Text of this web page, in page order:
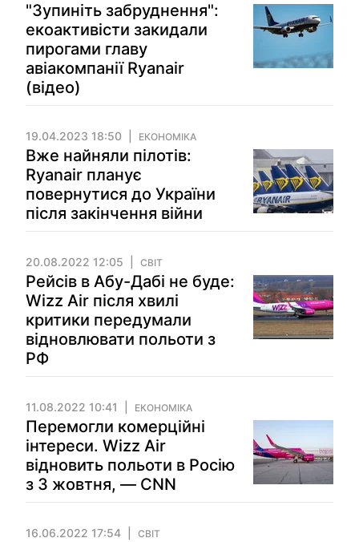
"Зупиніть забруднення":
екоактивісти закидали
пирогами главу
авіакомпанії Ryanair
(відео)
19.04.2023 18:50 ЕКОНОМІКА
Вже найняли пілотів:
Ryanair планує
повернутися до України
після закінчення війни
20.08.2022 12:05 СВІТ
Рейсів в Абу-Дабі не буде:
Wizz Air після хвилі
критики передумали
відновлювати польоти з
РФ
11.08.2022 10:41 ЕКОНОМІКА
Перемогли комерційні
інтереси. Wizz Air
відновить польоти в Росію
з 3 жовтня, — CNN
16.06.2022 17:54 СВІТ